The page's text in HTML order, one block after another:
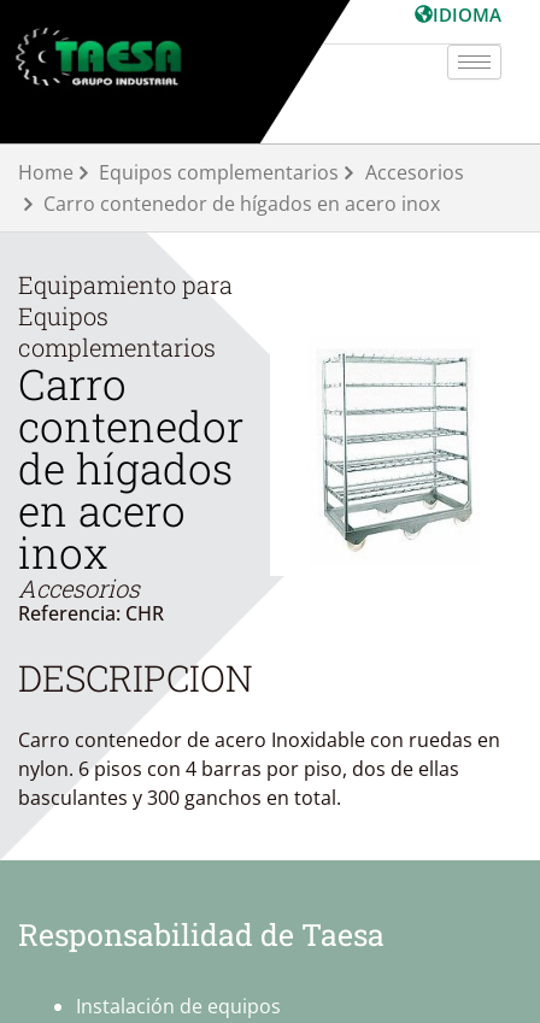
contenido
IDIOMA
Home Equipos complementarios
Accesorios
Carro contenedor de hígados en acero inox
Equipamiento para
Equipos
complementarios
Carro
contenedor
de hígados
en acero
inox
Accesorios
Referencia: CHR
DESCRIPCION
Carro contenedor de acero Inoxidable con ruedas en
nylon. 6 pisos con 4 barras por piso, dos de ellas
basculantes y 300 ganchos en total.
Responsabilidad de Taesa
Instalación de equipos